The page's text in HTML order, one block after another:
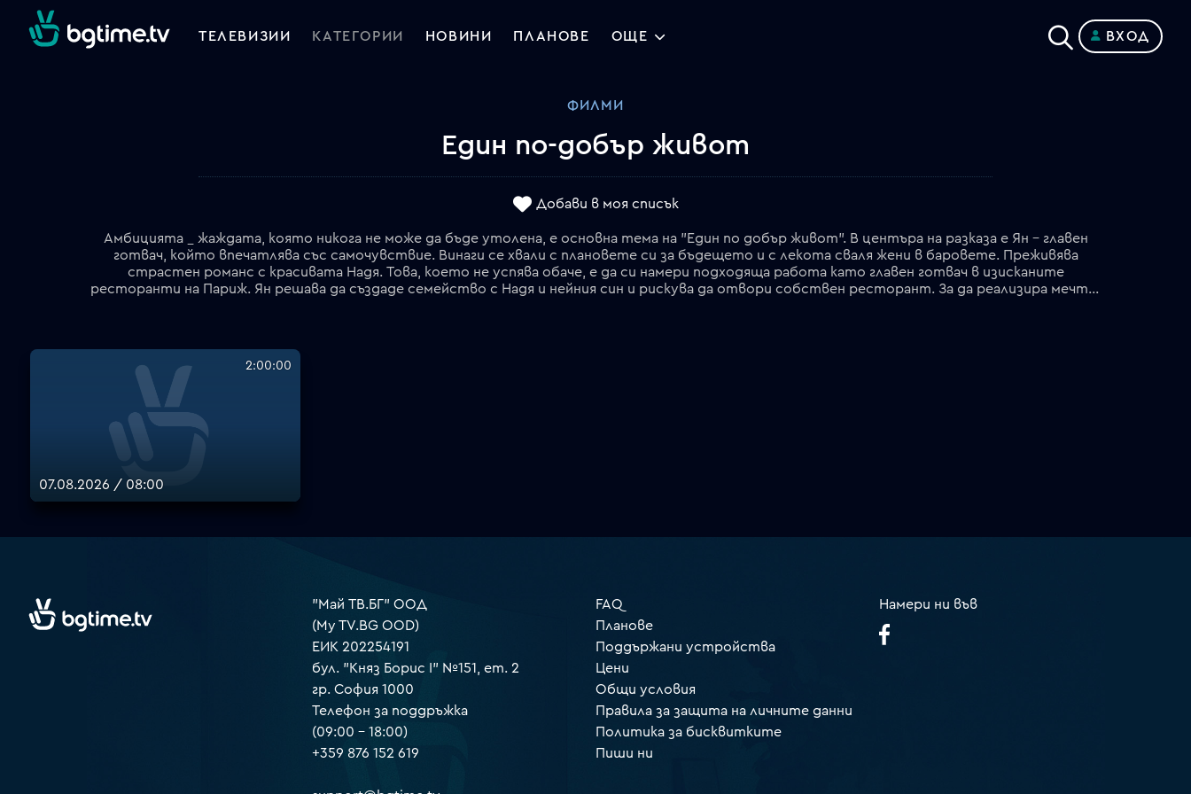
ТЕЛЕВИЗИИ КАТЕГОРИИ НОВИНИ ПЛАНОВЕ ОЩЕ ВХОД
ФИЛМИ
Един по-добър живот
Добави в моя списък
Амбицията _ жаждата, която никога не може да бъде утолена, е основна тема на "Един по добър живот". В центъра на разказа е Ян – главен
готвач, който впечатлява със самочувствие. Винаги се хвали с плановете си за бъдещето и с лекота сваля жени в баровете. Преживява
страстен романс с красивата Надя. Това, което не успява обаче, е да си намери подходяща работа като главен готвач в изисканите
ресторанти на Париж. Ян решава да създаде семейство с Надя и нейния син и рискува да отвори собствен ресторант. За да реализира мечтата си, тегли голям кредит, който постоянно го вкарва в дългове. Отношенията му с Надя също се изострят.
2:00:00
07.08.2026 / 08:00
"Май ТВ.БГ" ООД
(My TV.BG OOD)
ЕИК 202254191
бул. "Княз Борис I" №151, ет. 2
гр. София 1000
Телефон за поддръжка
(09:00 – 18:00)
+359 876 152 619
FAQ
Планове
Поддържани устройства
Цени
Общи условия
Правила за защита на личните данни
Политика за бисквитките
Пиши ни
Намери ни във